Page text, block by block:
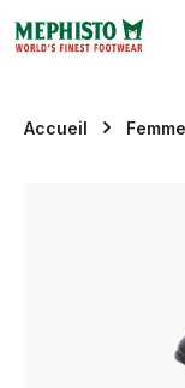
Passer au contenu
Accueil Femme